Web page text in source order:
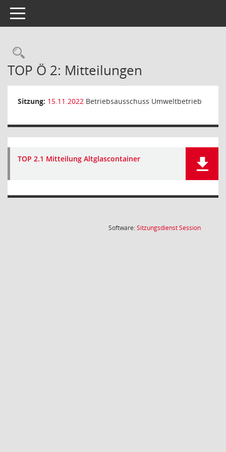
Toggle navigation
Rechercheauswahl
TOP Ö 2: Mitteilungen
Sitzung: 15.11.2022 Betriebsausschuss Umweltbetrieb
TOP 2.1 Mitteilung Altglascontainer
Software:SitzungsdienstSession(Wird in